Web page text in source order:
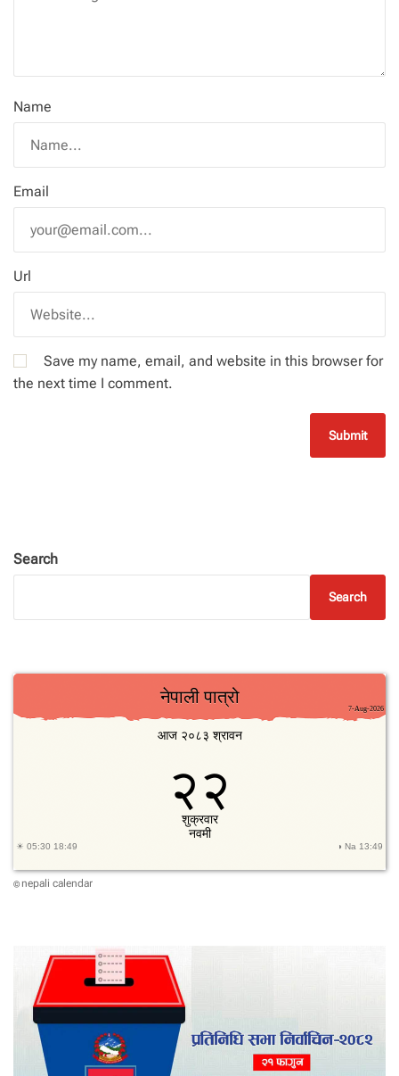
Name
Email
Url
Save my name, email, and website in this browser for
the next time I comment.
Search
Search
© nepali calendar